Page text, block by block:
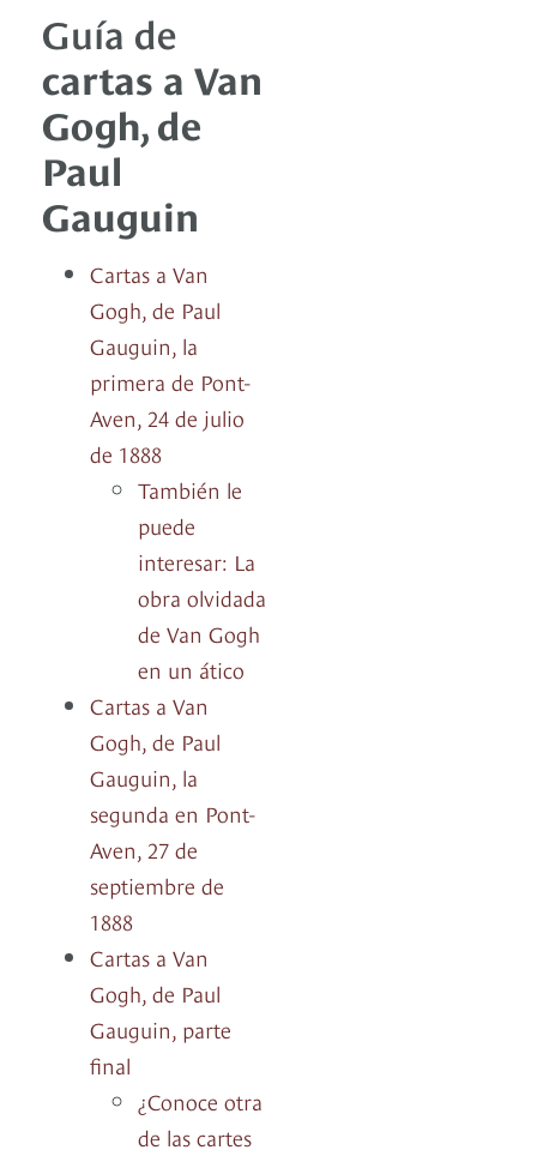
Guía de
cartas a Van
Gogh, de
Paul
Gauguin
Cartas a Van
Gogh, de Paul
Gauguin, la
primera de Pont-
Aven, 24 de julio
de 1888
También le
puede
interesar: La
obra olvidada
de Van Gogh
en un ático
Cartas a Van
Gogh, de Paul
Gauguin, la
segunda en Pont-
Aven, 27 de
septiembre de
1888
Cartas a Van
Gogh, de Paul
Gauguin, parte
final
¿Conoce otra
de las cartes